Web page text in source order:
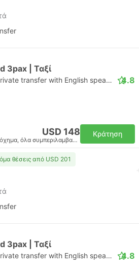
3pax | Ταξί
Daytrip private transfer with English speaking driver 4.8
USD 148
όχημα, όλα συμπεριλαμβανομένου
Κράτηση
θέσεις από USD 201
3pax | Ταξί
Daytrip private transfer with English speaking driver 4.8